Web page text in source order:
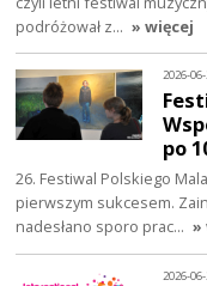
podróżował z… » więcej
2026-
po
26. Festiwal Polskiego
pierwszym sukcesem.
nadesłano sporo prac… »
2026-